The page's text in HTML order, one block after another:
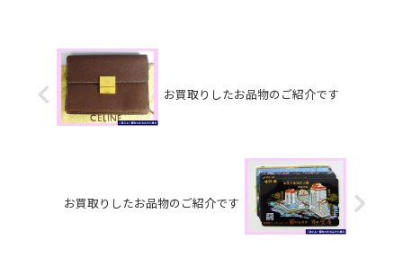
お買取りしたお品物のご紹介です
お買取りしたお品物のご紹介です